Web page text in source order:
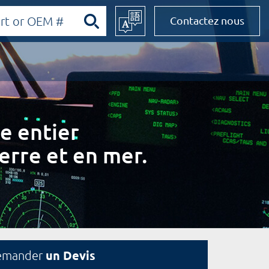
Contactez nous
entier
et en mer.
un Devis